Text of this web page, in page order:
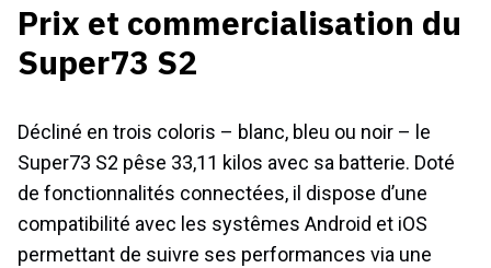
Prix et commercialisation du
Super73 S2
Décliné en trois coloris – blanc, bleu ou noir – le
Super73 S2 pêse 33,11 kilos avec sa batterie. Doté
de fonctionnalités connectées, il dispose d’une
compatibilité avec les systêmes Android et iOS
permettant de suivre ses performances via une